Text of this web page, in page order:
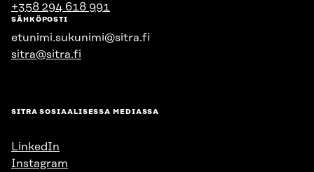
+358 294 618 991
SÄHKÖPOSTI
etunimi.sukunimi@sitra.fi
sitra@sitra.fi
SITRA SOSIAALISESSA MEDIASSA
LinkedIn
Instagram